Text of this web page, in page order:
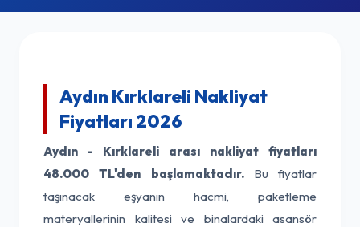
Aydın Kırklareli Nakliyat
Fiyatları 2026
Aydın - Kırklareli arası nakliyat fiyatları
48.000 TL'den başlamaktadır.Bu fiyatlar
taşınacak eşyanın hacmi, paketleme
materyallerinin kalitesi ve binalardaki asansör